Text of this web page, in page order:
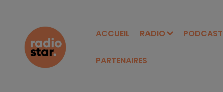
ACCUEIL RADIO
PARTENAIRES